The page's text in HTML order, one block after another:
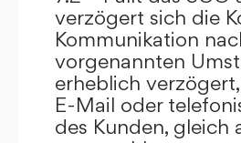
verzögert sich die
Kommunikation
vorgenannten
erheblich
E-Mail oder
des Kunden, gleich